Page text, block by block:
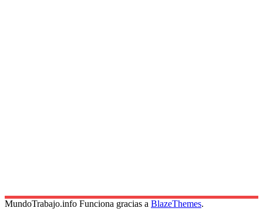
MundoTrabajo.info Funciona gracias a BlazeThemes.